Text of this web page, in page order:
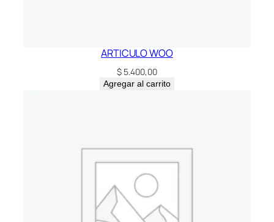
ARTICULO WOO
$ 5.400,00
Agregar al carrito